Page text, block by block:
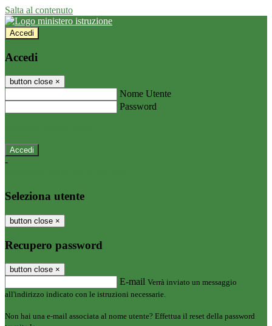
Salta al contenuto
Accedi
Accedi
button close ×
Nome Utente
Password
-
Seleziona utente
button close ×
Recupero password
button close ×
E-mail Verrà inviato un messaggio
all'indirizzo indicato con le istruzioni necessarie.
Non hai una e-mail associata al nome utente? Effettua il reset della password